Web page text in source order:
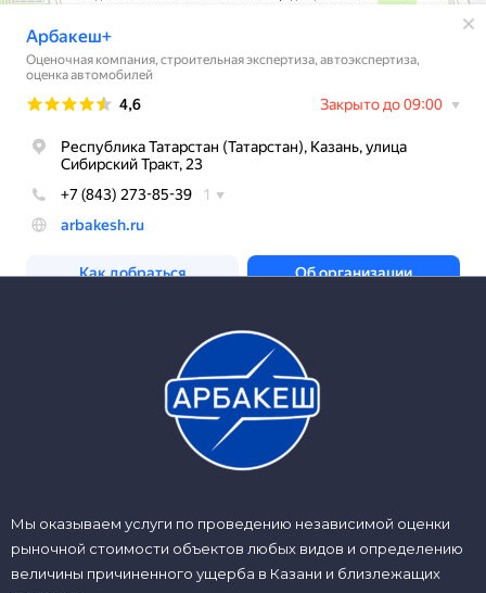
Мы оказываем услуги по проведению независимой оценки
рыночной стоимости объектов любых видов и определению
величины причиненного ущерба в Казани и близлежащих